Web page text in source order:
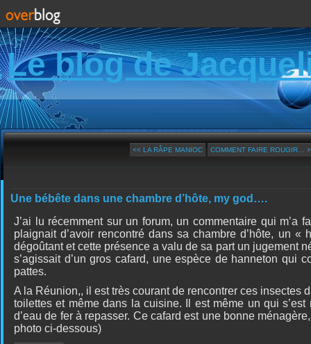
Le blog de
<< LA RÂPE MANIOC COMMENT FAIRE ROUGIR…
Une bébête dans une chambre d’hôte, my god….
J’ai lu récemment sur un forum, un commentaire qui m’a
plaignait d’avoir rencontré dans sa chambre d’hôte, un «
dégoûtant et cette présence a valu de sa part un jugement
s’agissait d’un gros cafard, une espèce de hanneton qui
pattes.
A la Réunion,, il est très courant de rencontrer ces insectes
toilettes et même dans la cuisine. Il est même un qui
d’eau de fer à repasser. Ce cafard est une bonne
photo ci-dessous)